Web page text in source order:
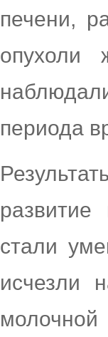
печени,
опухоли
периода
стали
исчезли